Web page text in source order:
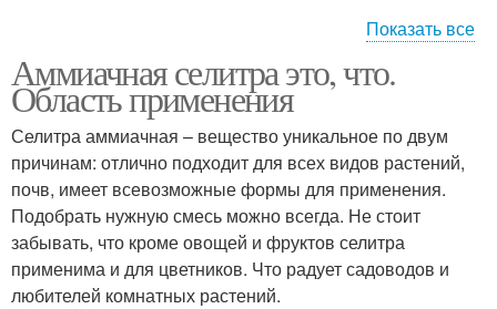
Амиачная селитра
Показать все
Аммиачная селитра это, что.
Область применения
Селитра аммиачная – вещество уникальное по двум
причинам: отлично подходит для всех видов растений,
почв, имеет всевозможные формы для применения.
Подобрать нужную смесь можно всегда. Не стоит
забывать, что кроме овощей и фруктов селитра
применима и для цветников. Что радует садоводов и
любителей комнатных растений.